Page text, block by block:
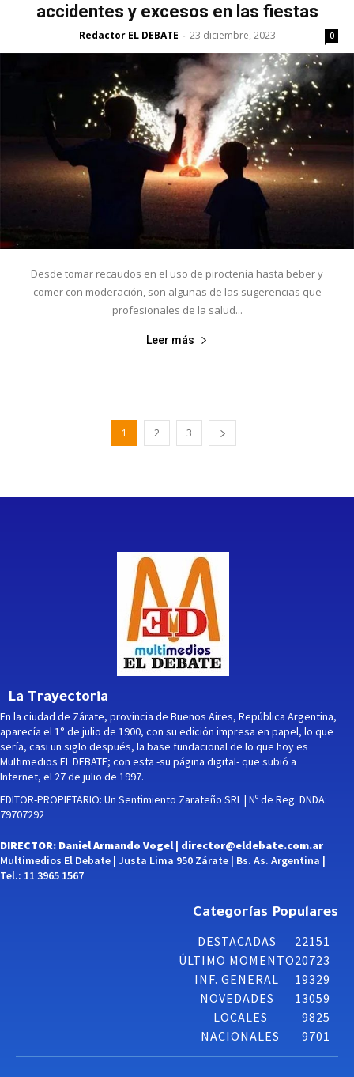
accidentes y excesos en las fiestas
Redactor EL DEBATE - 23 diciembre, 2023 0
Desde tomar recaudos en el uso de piroctenia hasta beber y
comer con moderación, son algunas de las sugerencias que
profesionales de la salud...
Leer más
1 2 3
La Trayectoria
En la ciudad de Zárate, provincia de Buenos Aires, República Argentina,
aparecía el 1° de julio de 1900, con su edición impresa en papel, lo que
sería, casi un siglo después, la base fundacional de lo que hoy es
Multimedios EL DEBATE; con esta -su página digital- que subió a
Internet, el 27 de julio de 1997.
EDITOR-PROPIETARIO: Un Sentimiento Zarateño SRL | Nº de Reg. DNDA:
79707292
DIRECTOR: Daniel Armando Vogel | director@eldebate.com.ar
Multimedios El Debate | Justa Lima 950 Zárate | Bs. As. Argentina |
Tel.: 11 3965 1567
Categorías Populares
DESTACADAS
22151
ÚLTIMO MOMENTO20723
INF. GENERAL
19329
NOVEDADES
13059
LOCALES
9825
NACIONALES
9701